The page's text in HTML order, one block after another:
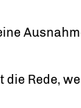
die Rede,